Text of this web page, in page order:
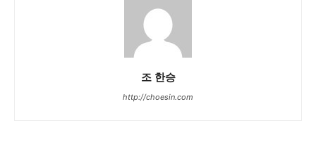
조 한승
http://choesin.com